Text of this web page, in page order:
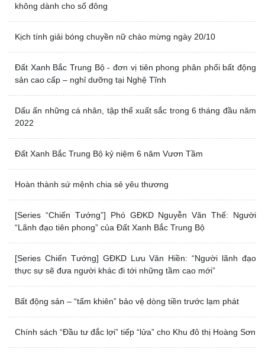
không dành cho số đông
Kịch tính giải bóng chuyền nữ chào mừng ngày 20/10
Đất Xanh Bắc Trung Bộ - đơn vị tiên phong phân phối bất động
sản cao cấp – nghỉ dưỡng tại Nghệ Tĩnh
Dấu ấn những cá nhân, tập thể xuất sắc trong 6 tháng đầu năm
2022
Đất Xanh Bắc Trung Bộ kỷ niệm 6 năm Vươn Tầm
Hoàn thành sứ mệnh chia sẻ yêu thương
[Series “Chiến Tướng”] Phó GĐKD Nguyễn Văn Thế: Người
“Lãnh đạo tiên phong” của Đất Xanh Bắc Trung Bộ
[Series Chiến Tướng] GĐKD Lưu Văn Hiền: “Người lãnh đạo
thực sự sẽ đưa người khác đi tới những tầm cao mới”
Bất động sản – “tấm khiên” bảo vệ dòng tiền trước lạm phát
Chính sách “Đầu tư đắc lợi” tiếp “lửa” cho Khu đô thị Hoàng Sơn